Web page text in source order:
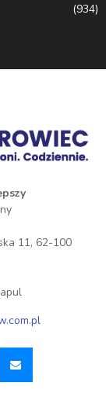
(934)
11, 62-100